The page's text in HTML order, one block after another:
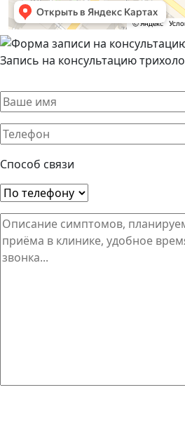
Запись на консультацию
Способ связи